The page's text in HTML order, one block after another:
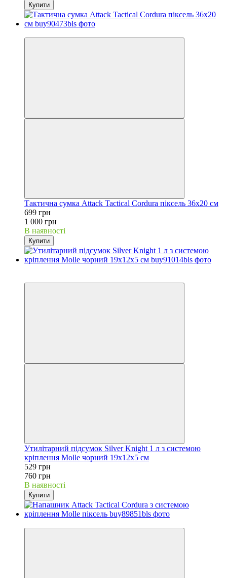
Купити
Тактична cумка Attack Tactical Cordura піксель 36х20 см
699 грн
1 000 грн
В наявності
Купити
Утилітарний підсумок Silver Knight 1 л з системою
кріплення Molle чорний 19х12х5 см
529 грн
760 грн
В наявності
Купити